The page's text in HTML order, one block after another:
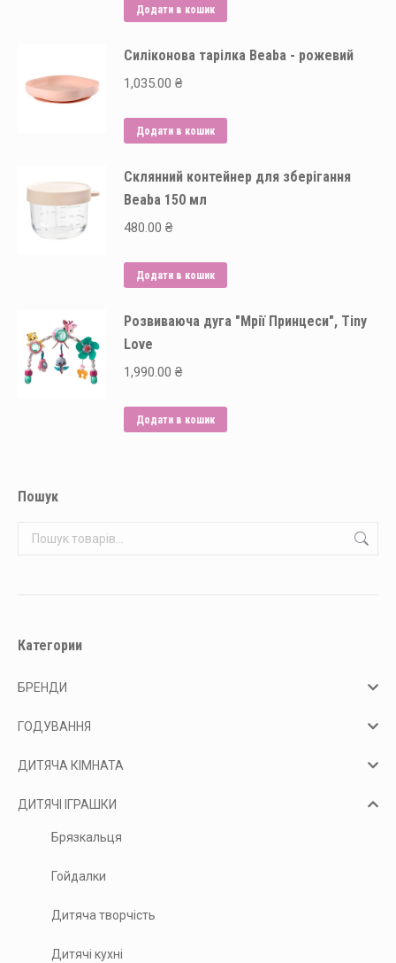
Додати в кошик
Силіконова тарілка Beaba - рожевий
1,035.00 ₴
Додати в кошик
Склянний контейнер для зберігання
Beaba 150 мл
480.00 ₴
Додати в кошик
Розвиваюча дуга "Мрії Принцеси", Tiny
Love
1,990.00 ₴
Додати в кошик
Пошук
Категории
БРЕНДИ
ГОДУВАННЯ
ДИТЯЧА КІМНАТА
ДИТЯЧІ ІГРАШКИ
Брязкальця
Гойдалки
Дитяча творчість
Дитячі кухні